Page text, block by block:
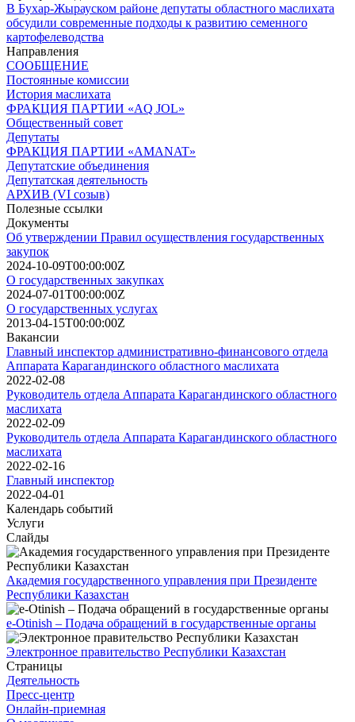
В Бухар-Жырауском районе депутаты областного маслихата
обсудили современные подходы к развитию семенного
картофелеводства
Направления
СООБЩЕНИЕ
Постоянные комиссии
История маслихата
ФРАКЦИЯ ПАРТИИ «AQ JOL»
Общественный совет
Депутаты
ФРАКЦИЯ ПАРТИИ «AMANAT»
Депутатские объединения
Депутатская деятельность
АРХИВ (VI созыв)
Полезные ссылки
Документы
Об утверждении Правил осуществления государственных
закупок
2024-10-09T00:00:00Z
О государственных закупках
2024-07-01T00:00:00Z
О государственных услугах
2013-04-15T00:00:00Z
Вакансии
Главный инспектор административно-финансового отдела
Аппарата Карагандинского областного маслихата
2022-02-08
Руководитель отдела Аппарата Карагандинского областного
маслихата
2022-02-09
Руководитель отдела Аппарата Карагандинского областного
маслихата
2022-02-16
Главный инспектор
2022-04-01
Календарь событий
Услуги
Слайды
Академия государственного управления при Президенте
Республики Казахстан
e-Otinish – Подача обращений в государственные органы
Электронное правительство Республики Казахстан
Страницы
Деятельность
Пресс-центр
Онлайн-приемная